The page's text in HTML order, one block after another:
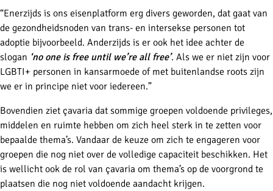
“Enerzijds is ons eisenplatform erg divers geworden, dat gaat van
de gezondheidsnoden van trans- en intersekse personen tot
adoptie bijvoorbeeld. Anderzijds is er ook het idee achter de
slogan ‘no one is free until we’re all free’. Als we er niet zijn voor
LGBTI+ personen in kansarmoede of met buitenlandse roots zijn
we er in principe niet voor iedereen.”
Bovendien ziet çavaria dat sommige groepen voldoende privileges,
middelen en ruimte hebben om zich heel sterk in te zetten voor
bepaalde thema’s. Vandaar de keuze om zich te engageren voor
groepen die nog niet over de volledige capaciteit beschikken. Het
is wellicht ook de rol van çavaria om thema’s op de voorgrond te
plaatsen die nog niet voldoende aandacht krijgen.